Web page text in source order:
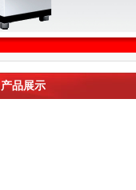
品展示